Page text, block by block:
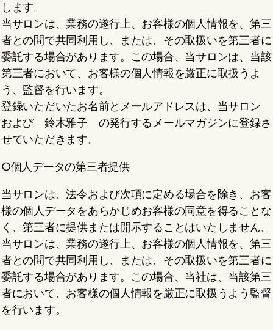
します。
当サロンは、業務の遂行上、お客様の個人情報を、第三
者との間で共同利用し、または、その取扱いを第三者に
委託する場合があります。この場合、当サロンは、当該
第三者において、お客様の個人情報を厳正に取扱うよ
う、監督を行います。
登録いただいたお名前とメールアドレスは、当サロン
および 鈴木雅子 の発行するメールマガジンに登録さ
せていただきます。
○個人データの第三者提供
当サロンは、法令および次項に定める場合を除き、お客
様の個人データをあらかじめお客様の同意を得ることな
く、第三者に提供または開示することはいたしません。
当サロンは、業務の遂行上、お客様の個人情報を、第三
者との間で共同利用し、または、その取扱いを第三者に
委託する場合があります。この場合、当社は、当該第三
者において、お客様の個人情報を厳正に取扱うよう監督
を行います。